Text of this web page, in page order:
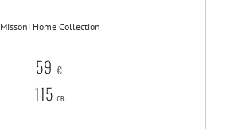
Missoni Home Collection
59 €
115 лв.